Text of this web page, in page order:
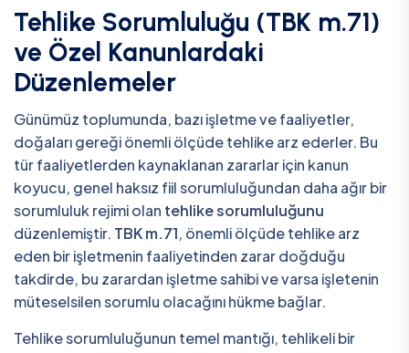
Tehlike Sorumluluğu (TBK m.71)
ve Özel Kanunlardaki
Düzenlemeler
Günümüz toplumunda, bazı işletme ve faaliyetler,
doğaları gereği önemli ölçüde tehlike arz ederler. Bu
tür faaliyetlerden kaynaklanan zararlar için kanun
koyucu, genel haksız fiil sorumluluğundan daha ağır bir
sorumluluk rejimi olan tehlike sorumluluğunu
düzenlemiştir. TBK m.71, önemli ölçüde tehlike arz
eden bir işletmenin faaliyetinden zarar doğduğu
takdirde, bu zarardan işletme sahibi ve varsa işletenin
müteselsilen sorumlu olacağını hükme bağlar.
Tehlike sorumluluğunun temel mantığı, tehlikeli bir